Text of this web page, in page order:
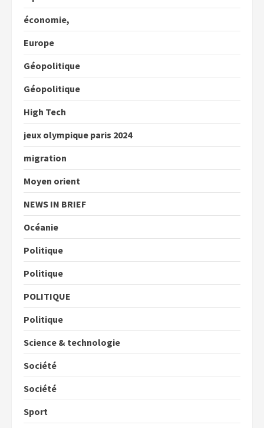
économie,
Europe
Géopolitique
Géopolitique
High Tech
jeux olympique paris 2024
migration
Moyen orient
NEWS IN BRIEF
Océanie
Politique
Politique
POLITIQUE
Politique
Science & technologie
Société
Société
Sport